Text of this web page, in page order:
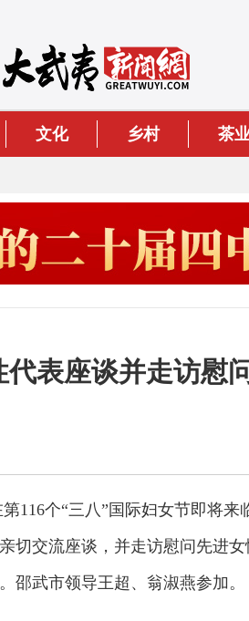
文化 乡村 茶
表座谈并走访慰
116个“三八”国际妇女节即将来
切交流座谈，并走访慰问先进女
邵武市领导王超、翁淑燕参加。